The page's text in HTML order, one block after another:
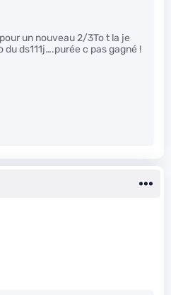
un nouveau 2/3To t la je
ds111j….purée c pas gagné !